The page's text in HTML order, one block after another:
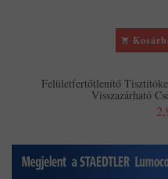
Felületfertőtlenítő
Visszazárható